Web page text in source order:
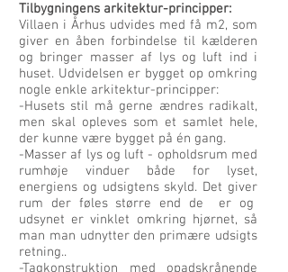
Tilbygningens arkitektur-principper:
Villaen i Århus udvides med få m2, som
giver en åben forbindelse til kælderen
og bringer masser af lys og luft ind i
huset. Udvidelsen er bygget op omkring
nogle enkle arkitektur-principper:
-Husets stil må gerne ændres radikalt,
men skal opleves som et samlet hele,
der kunne være bygget på én gang.
-Masser af lys og luft - opholdsrum med
rumhøje vinduer både for lyset,
energiens og udsigtens skyld. Det giver
rum der føles større end de er og
udsynet er vinklet omkring hjørnet, så
man man udnytter den primære udsigts
retning..​
-Tagkonstruktion med opadskrånende